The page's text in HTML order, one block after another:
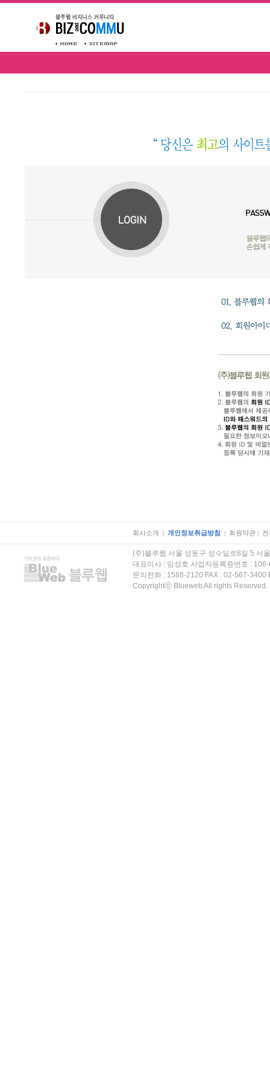
회사소개 | 개인정보취급방침 | 회원약관 |
(주)블루웹 서울 성동구 성수일로8길 5 서
대표이사 : 임성호 사업자등록증번호 :
문의전화 : 1588-2120 FAX : 02-567-3400
Copyrightⓒ Blueweb All rights Reserved.